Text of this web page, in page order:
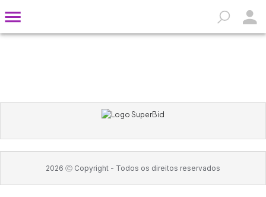
2026 Ⓒ Copyright - Todos os direitos reservados